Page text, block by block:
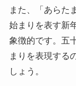
また、「あらた
始まりを表す新
象徴的です。五
まりを表現する
しょう。